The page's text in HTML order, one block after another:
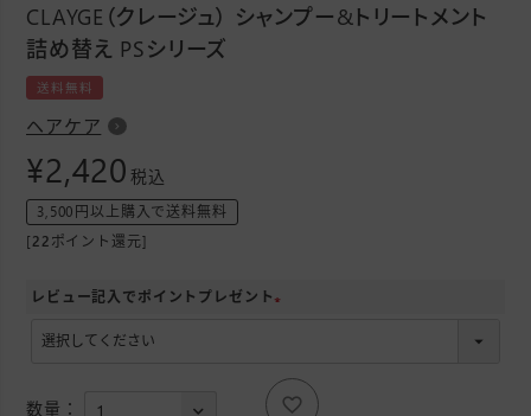
CLAYGE（クレージュ） シャンプー&トリートメント
詰め替え PSシリーズ
送料無料
ヘアケア
¥2,420 税込
3,500円以上購入で送料無料
[22 ポイント還元]
レビュー記入でポイントプレゼント
須